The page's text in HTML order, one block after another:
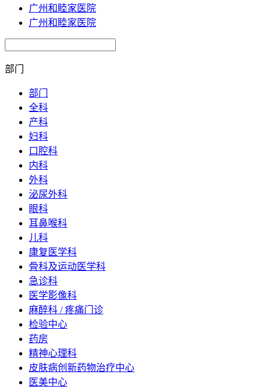
广州和睦家医院
广州和睦家医院
部门
部门
全科
产科
妇科
口腔科
内科
外科
泌尿外科
眼科
耳鼻喉科
儿科
康复医学科
骨科及运动医学科
急诊科
医学影像科
麻醉科 / 疼痛门诊
检验中心
药房
精神心理科
皮肤病创新药物治疗中心
医美中心